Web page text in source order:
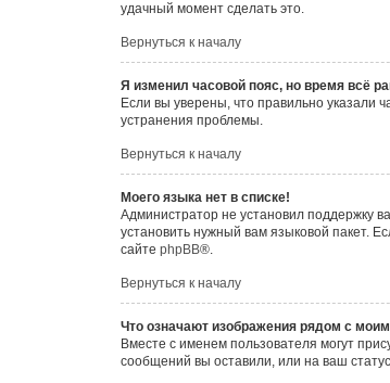
удачный момент сделать это.
Вернуться к началу
Я изменил часовой пояс, но время всё
Если вы уверены, что правильно указали
устранения проблемы.
Вернуться к началу
Моего языка нет в списке!
Администратор не установил поддержку
установить нужный вам языковой пакет.
сайте phpBB®.
Вернуться к началу
Что означают изображения рядом с
Вместе с именем пользователя могут
сообщений вы оставили, или на ваш